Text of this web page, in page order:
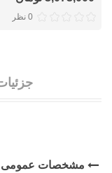
0 نظر
مشخصات عمومی